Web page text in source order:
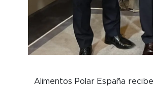
Alimentos Polar España